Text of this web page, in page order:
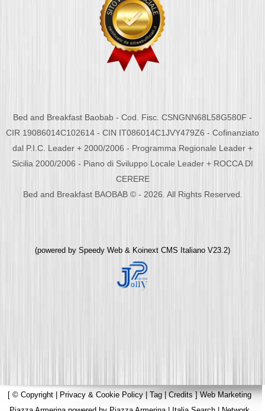
Bed and Breakfast Baobab - Cod. Fisc. CSNGNN68L58G580F -
CIR 19086014C102614 - CIN IT086014C1JVY479Z6 - Cofinanziato
dal P.I.C. Leader + 2000/2006 - Programma Regionale Leader +
Sicilia 2000/2006 - Piano di Sviluppo Locale Leader + ROCCA DI
CERERE
Bed and Breakfast BAOBAB © - 2026. All Rights Reserved.
(powered by Speedy Web & Koinext CMS Italiano V23.2)
[ © Copyright | Privacy & Cookie Policy | Tag|Credits]Web Marketing